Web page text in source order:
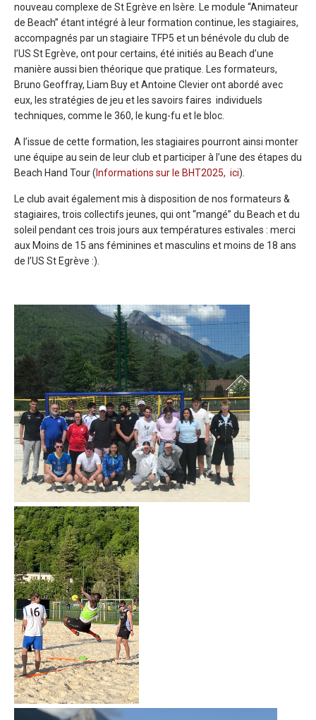
nouveau complexe de St Egrève en Isère. Le module “Animateur
de Beach” étant intégré à leur formation continue, les stagiaires,
accompagnés par un stagiaire TFP5 et un bénévole du club de
l’US St Egrève, ont pour certains, été initiés au Beach d’une
manière aussi bien théorique que pratique. Les formateurs,
Bruno Geoffray, Liam Buy et Antoine Clevier ont abordé avec
eux, les stratégies de jeu et les savoirs faires individuels
techniques, comme le 360, le kung-fu et le bloc.
A l’issue de cette formation, les stagiaires pourront ainsi monter
une équipe au sein de leur club et participer à l’une des étapes du
Beach Hand Tour (Informations sur le BHT2025, ici).
Le club avait également mis à disposition de nos formateurs &
stagiaires, trois collectifs jeunes, qui ont “mangé” du Beach et du
soleil pendant ces trois jours aux températures estivales : merci
aux Moins de 15 ans féminines et masculins et moins de 18 ans
de l’US St Egrève :).